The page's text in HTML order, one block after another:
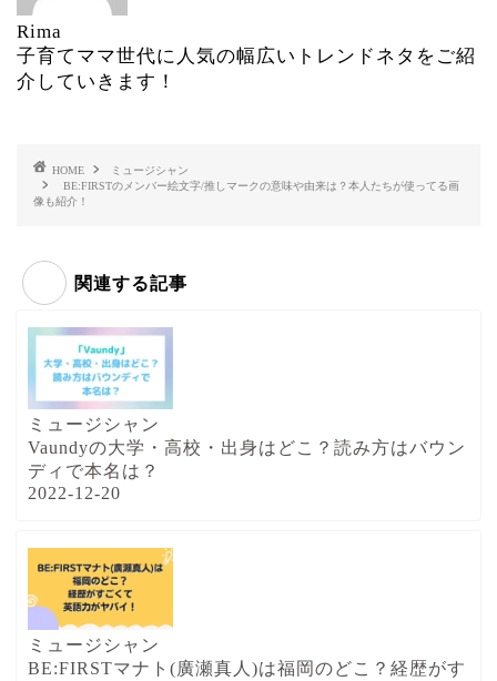
Rima
子育てママ世代に人気の幅広いトレンドネタをご紹
介していきます！
HOME
ミュージシャン
BE:FIRSTのメンバー絵文字/推しマークの意味や由来は？本人たちが使ってる画
像も紹介！
関連する記事
ミュージシャン
Vaundyの大学・高校・出身はどこ？読み方はバウン
ディで本名は？
2022-12-20
ミュージシャン
BE:FIRSTマナト(廣瀬真人)は福岡のどこ？経歴がす